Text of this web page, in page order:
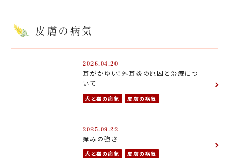
皮膚の病気
2026.04.20
耳がかゆい！外耳炎の原因と治療につ
いて
犬と猫の病気 皮膚の病気
2025.09.22
痒みの強さ
犬と猫の病気 皮膚の病気